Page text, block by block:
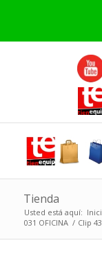
Tienda
Usted está aquí:
031 OFICINA / Clip